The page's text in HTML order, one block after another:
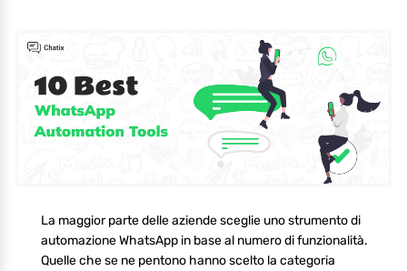
La maggior parte delle aziende sceglie uno strumento di
automazione WhatsApp in base al numero di funzionalità.
Quelle che se ne pentono hanno scelto la categoria